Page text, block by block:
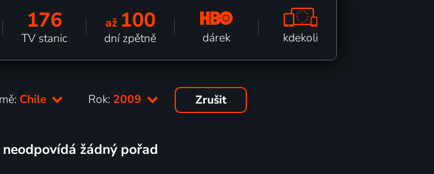
176
TV stanic
až 100
dní zpětně dárek kdekoli
Chile Rok: 2009 Zrušit
žádný pořad